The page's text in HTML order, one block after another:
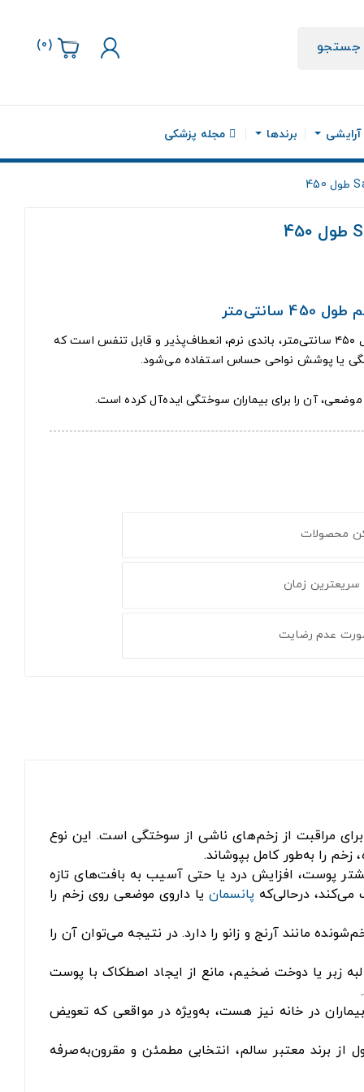
جستجو (
0
)
آرایشی برندها مجله پزشکی
باند کرپ سوختگی برند سالم با طول ۴۵۰ سانتی‌متر، باندی نرم، انعطاف‌پذیر و قابل تنفس است که
یا پوشش نواحی حساس استفاده می‌شود.
آن را برای بیماران سوختگی ایده‌آل کرده است.
محصولات
سریعترین زمان
عدم رضایت
و بیمارستان‌ها برای مراقبت از زخم‌های ناشی از سوختگی است. این نوع
را به‌طور کامل بپوشاند.
پوست، افزایش درد یا حتی آسیب به بافت‌های تازه
درحالی‌که پانسمانیا داروی موضعی روی زخم را
مانند آرنج و زانو را دارد. در نتیجه می‌توان آن را
زبر یا دوخت ضخیم، مانع از ایجاد اصطکاک با پوست
در خانه نیز هست، به‌ویژه در مواقعی که تعویض
برند معتبر سالم، انتخابی مطمئن و مقرون‌به‌صرفه